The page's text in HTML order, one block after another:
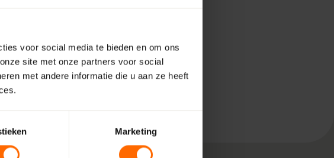
voor social media te bieden en om ons
site met onze partners voor social
met andere informatie die u aan ze heeft
Marketing